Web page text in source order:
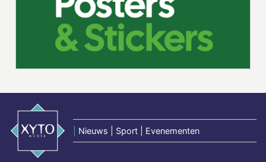
Nieuws | Sport | Evenementen